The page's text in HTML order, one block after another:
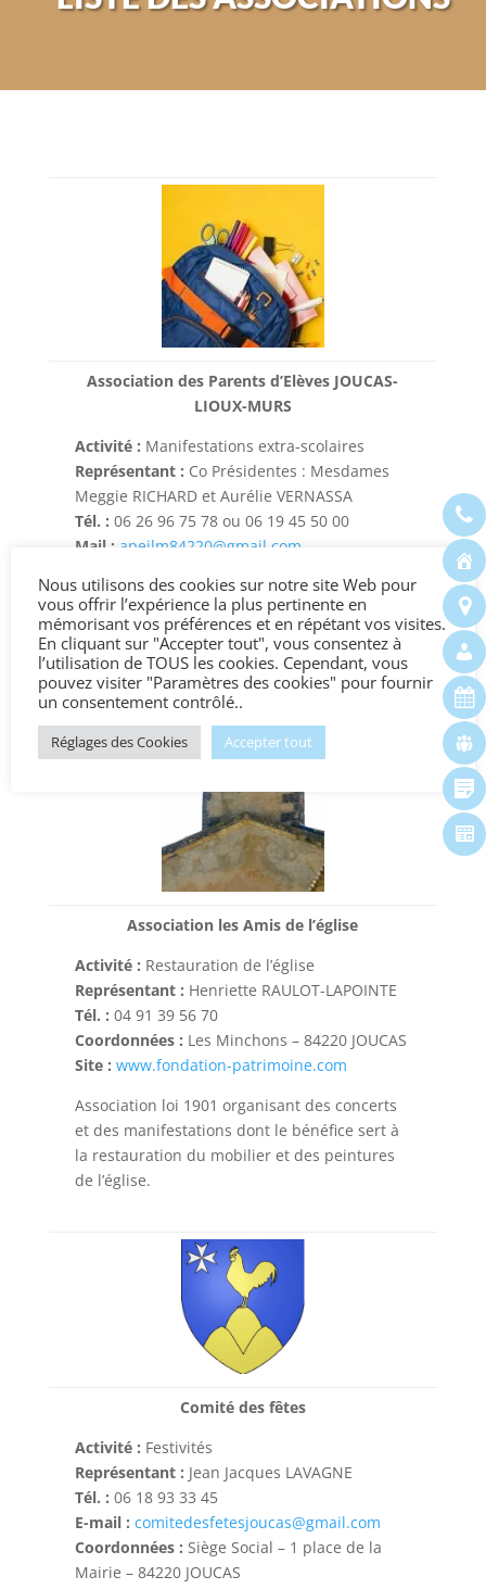
Association des Parents d’Elèves JOUCAS-
LIOUX-MURS
Activité : Manifestations extra-scolaires
Représentant : Co Présidentes : Mesdames
Meggie RICHARD et Aurélie VERNASSA
Tél. : 06 26 96 75 78 ou 06 19 45 50 00
Mail : apejlm84220@gmail.com
JOUCAS
Manifestations au profit des enfants
scolarisés à Joucas Lioux et Murs : carnaval,
kermesse et arbre de Noël…
Association les Amis de l’église
Activité : Restauration de l’église
Représentant : Henriette RAULOT-LAPOINTE
Tél. : 04 91 39 56 70
Coordonnées : Les Minchons – 84220 JOUCAS
Site : www.fondation-patrimoine.com
Association loi 1901 organisant des concerts
et des manifestations dont le bénéfice sert à
la restauration du mobilier et des peintures
de l’église.
Comité des fêtes
Activité : Festivités
Représentant : Jean Jacques LAVAGNE
Tél. : 06 18 93 33 45
E-mail : comitedesfetesjoucas@gmail.com
Coordonnées : Siège Social – 1 place de la
Mairie – 84220 JOUCAS
Nous utilisons des cookies sur notre site Web pour
vous offrir l’expérience la plus pertinente en
mémorisant vos préférences et en répétant vos visites.
En cliquant sur "Accepter tout", vous consentez à
l’utilisation de TOUS les cookies. Cependant, vous
pouvez visiter "Paramètres des cookies" pour fournir
un consentement contrôlé..
Réglages des Cookies Accepter tout